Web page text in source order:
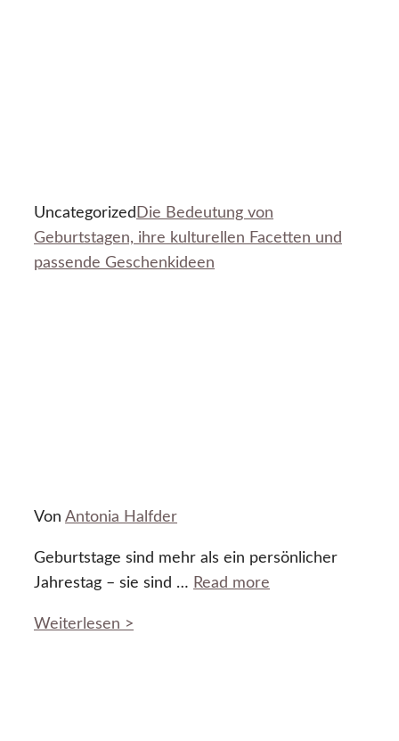
Uncategorized Die Bedeutung von
Geburtstagen, ihre kulturellen Facetten und
passende Geschenkideen
Von Antonia Halfder
Geburtstage sind mehr als ein persönlicher
Jahrestag – sie sind … Read more
Weiterlesen >